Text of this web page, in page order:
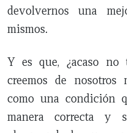
devolvernos una
mismos.
Y es que, ¿acaso no
creemos de nosotros
como una condición
manera correcta y